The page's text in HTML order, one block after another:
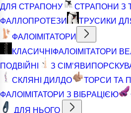
ДЛЯ СТРАПОНУ
СТРАПОНИ З
ФАЛЛОПРОТЕЗИ
ТРУСИКИ
ФАЛОІМІТАТОРИ
КЛАСИЧНІФАЛОІМІТАТОРИ
ПОДВІЙНІ
З
СКЛЯНІ ДИЛДО
ТОРСИ ТА
ФАЛОІМІТАТОРИ З ВІБРАЦІЄЮ
ДЛЯ НЬОГО